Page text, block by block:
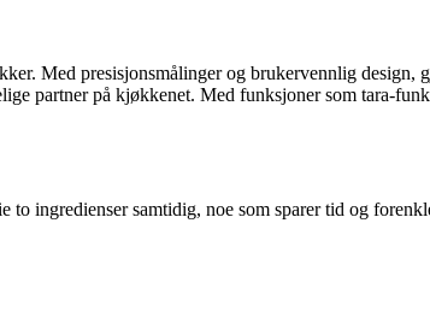
Med presisjonsmålinger og brukervennlig design,
partner på kjøkkenet. Med funksjoner som tara-
ingredienser samtidig, noe som sparer tid og